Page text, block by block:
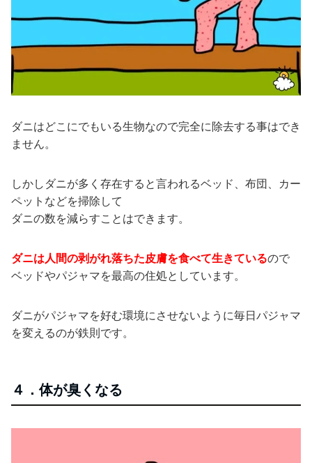
ダニはどこにでもいる生物なので完全に除去する事はでき
ません。
しかしダニが多く存在すると言われるベッド、布団、カー
ペットなどを掃除して
ダニの数を減らすことはできます。
ダニは人間の剥がれ落ちた皮膚を食べて生きているので
ベッドやパジャマを最高の住処としています。
ダニがパジャマを好む環境にさせないように毎日パジャマ
を変えるのが鉄則です。
４．体が臭くなる